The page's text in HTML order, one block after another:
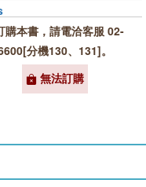
購本書，請電洽客服 02-
分機130、131]。
無法訂購